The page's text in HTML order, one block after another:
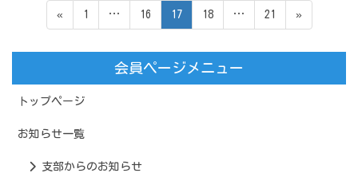
の
ー
ジ
送
«
ペ
ー
ジ
1 …
ペ
ー
ジ
16
ペ
ー
ジ
17
ペ
ー
ジ
18 …
ペ
ー
ジ
21 »
会員ページメニュー
トップページ
お知らせ一覧
支部からのお知らせ